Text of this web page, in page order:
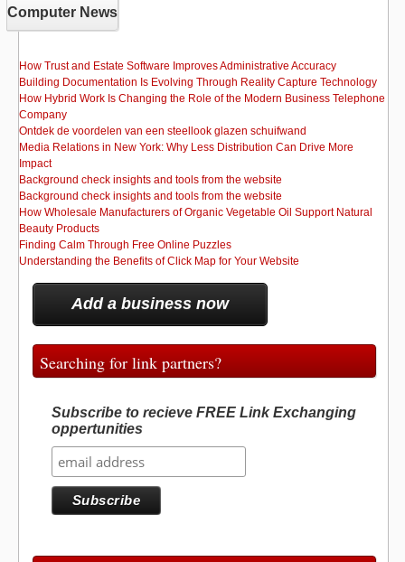
Computer News
How Trust and Estate Software Improves Administrative Accuracy
Building Documentation Is Evolving Through Reality Capture Technology
How Hybrid Work Is Changing the Role of the Modern Business Telephone
Company
Ontdek de voordelen van een steellook glazen schuifwand
Media Relations in New York: Why Less Distribution Can Drive More
Impact
Background check insights and tools from the website
Background check insights and tools from the website
How Wholesale Manufacturers of Organic Vegetable Oil Support Natural
Beauty Products
Finding Calm Through Free Online Puzzles
Understanding the Benefits of Click Map for Your Website
Add a business now
Searching for link partners?
Subscribe to recieve FREE Link Exchanging
oppertunities